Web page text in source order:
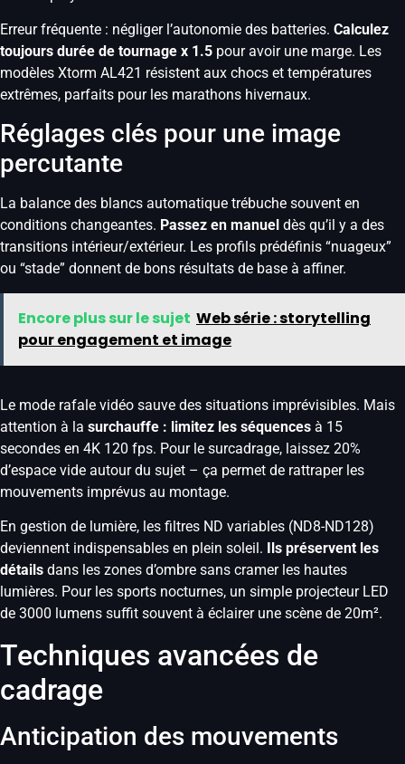
Erreur fréquente : négliger l’autonomie des batteries. Calculez
toujours durée de tournage x 1.5 pour avoir une marge. Les
modèles Xtorm AL421 résistent aux chocs et températures
extrêmes, parfaits pour les marathons hivernaux.
Réglages clés pour une image
percutante
La balance des blancs automatique trébuche souvent en
conditions changeantes. Passez en manuel dès qu’il y a des
transitions intérieur/extérieur. Les profils prédéfinis “nuageux”
ou “stade” donnent de bons résultats de base à affiner.
Encore plus sur le sujet Web série : storytelling
pour engagement et image
Le mode rafale vidéo sauve des situations imprévisibles. Mais
attention à la surchauffe : limitez les séquences à 15
secondes en 4K 120 fps. Pour le surcadrage, laissez 20%
d’espace vide autour du sujet – ça permet de rattraper les
mouvements imprévus au montage.
En gestion de lumière, les filtres ND variables (ND8-ND128)
deviennent indispensables en plein soleil.
Ils préservent les
détails dans les zones d’ombre sans cramer les hautes
lumières. Pour les sports nocturnes, un simple projecteur LED
de 3000 lumens suffit souvent à éclairer une scène de 20m².
Techniques avancées de
cadrage
Anticipation des mouvements